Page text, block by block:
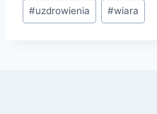
#uzdrowienia #wiara